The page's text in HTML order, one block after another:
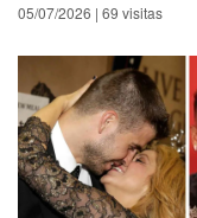
05/07/2026 | 69 visitas